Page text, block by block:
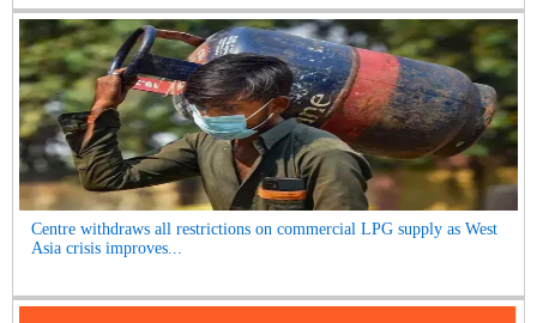
Centre withdraws all restrictions on commercial LPG supply as West
Asia crisis improves...